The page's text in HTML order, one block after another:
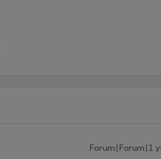
Forum|Forum|1